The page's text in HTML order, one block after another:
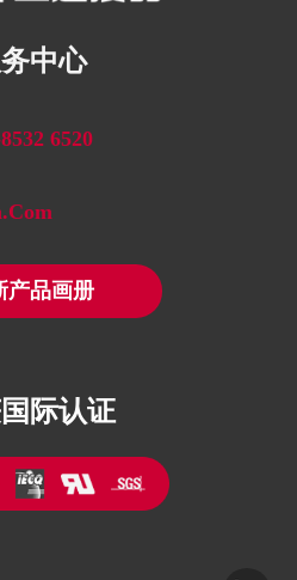
中心
6520
产品画册
际认证